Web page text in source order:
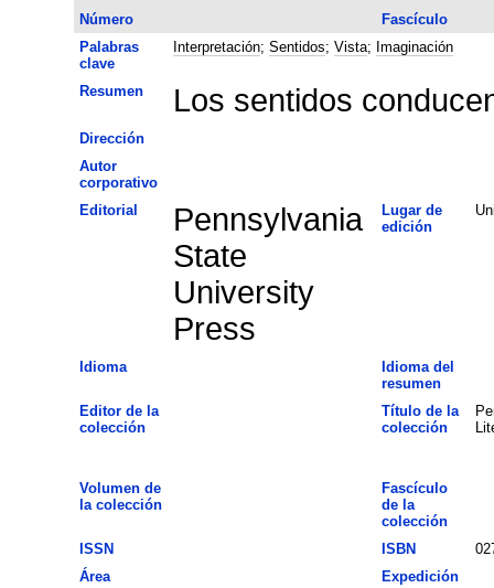
Número
Fascículo
Palabras
clave
Interpretación; Sentidos; Vista; Imaginación
Resumen Los sentidos
Dirección
Autor
corporativo
Editorial
Pennsylvania
State
University
Press
Lugar de
edición
Idioma
Idioma del
resumen
Editor de la
colección
Título de la
colección
Volumen de
la colección
Fascículo
de la
colección
ISSN
ISBN
Área
Expedición